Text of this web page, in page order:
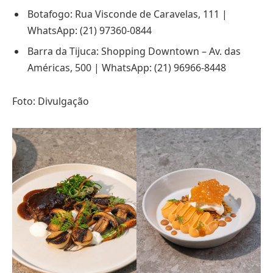
Botafogo: Rua Visconde de Caravelas, 111 |
WhatsApp: (21) 97360-0844
Barra da Tijuca: Shopping Downtown – Av. das
Américas, 500 | WhatsApp: (21) 96966-8448
Foto: Divulgação